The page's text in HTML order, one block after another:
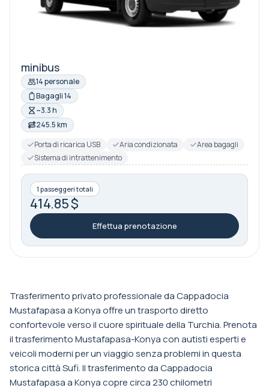
minibus
14 personale
Bagagli 14
~3.3 h
245.5 km
Porta di ricarica USB
Aria condizionata
Area bagagli
Sistema di intrattenimento
1 passeggeri totali
414.85 $
Effettua prenotazione
Trasferimento privato professionale da Cappadocia
Mustafapasa a Konya offre un trasporto diretto
confortevole verso il cuore spirituale della Turchia. Prenota
il trasferimento Mustafapasa-Konya con autisti esperti e
veicoli moderni per un viaggio senza problemi in questa
storica città Sufi. Il trasferimento da Cappadocia
Mustafapasa a Konya copre circa 230 chilometri